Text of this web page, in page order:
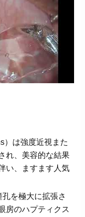
）は強度近視また
れ、美容的な結果
い、ますます人気
を極大に拡張さ
房のハプティクス